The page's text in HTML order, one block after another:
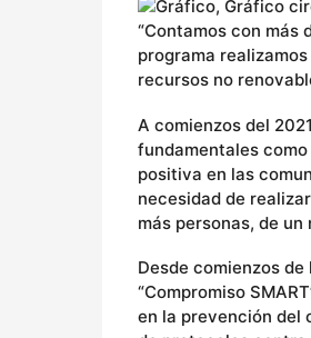
“Contamos con más
programa
recursos no
A comienzos del
fundamentales
positiva en las
necesidad de
más personas, de
Desde comienzos
“Compromiso
en la prevención del